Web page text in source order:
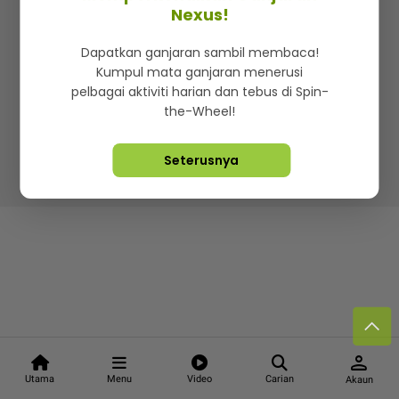
Utama Menu Video Carian
person
Akaun
Iklan di SMG360
Terma & Syarat Dasar Privasi
Lebih hot, viral dan sensasi
Hakcipta Terpelihara ©2026. Star Media Group Berhad
Nexus!
Dapatkan ganjaran sambil membaca!
Kumpul mata ganjaran menerusi
pelbagai aktiviti harian dan tebus di Spin-
the-Wheel!
Seterusnya